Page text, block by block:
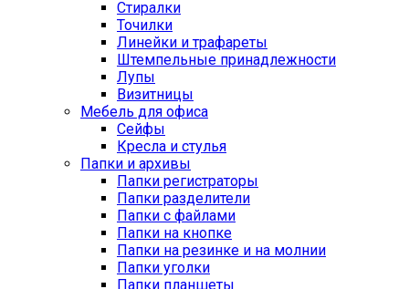
Стиралки
Точилки
Линейки и трафареты
Штемпельные принадлежности
Лупы
Визитницы
Мебель для офиса
Сейфы
Кресла и стулья
Папки и архивы
Папки регистраторы
Папки разделители
Папки с файлами
Папки на кнопке
Папки на резинке и на молнии
Папки уголки
Папки планшеты